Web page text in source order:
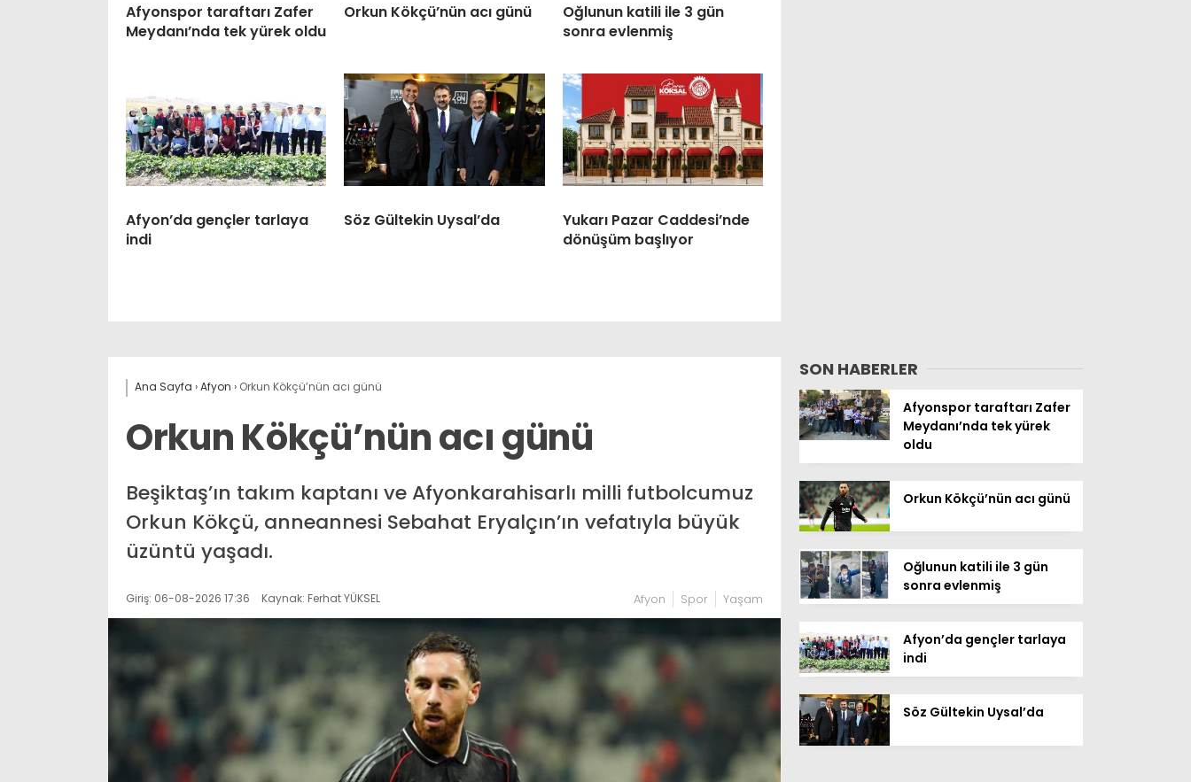
Afyonspor taraftarı Zafer
Meydanı’nda tek yürek oldu
Orkun Kökçü’nün acı günü
Oğlunun katili ile 3 gün
sonra evlenmiş
Afyon’da gençler tarlaya
indi
Söz Gültekin Uysal’da
Yukarı Pazar Caddesi’nde
dönüşüm başlıyor
Ana Sayfa ›Afyon › Orkun Kökçü’nün acı günü
Orkun Kökçü’nün acı günü
Beşiktaş’ın takım kaptanı ve Afyonkarahisarlı milli futbolcumuz
Orkun Kökçü, anneannesi Sebahat Eryalçın’ın vefatıyla büyük
üzüntü yaşadı.
Giriş: 06-08-2026 17:36 Kaynak: Ferhat YÜKSEL Afyon Spor Yaşam
SON HABERLER
Afyonspor taraftarı Zafer
Meydanı’nda tek yürek
oldu
Orkun Kökçü’nün acı günü
Oğlunun katili ile 3 gün
sonra evlenmiş
Afyon’da gençler tarlaya
indi
Söz Gültekin Uysal’da